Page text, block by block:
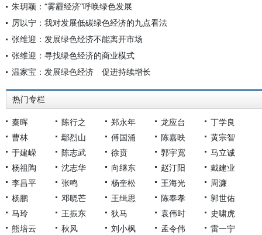
朱玥颖：“雾霾经济”呼唤绿色发展
厉以宁：我对发展低碳绿色经济的九点看法
张维迎：发展绿色经济不能离开市场
张维迎：寻找绿色经济的商业模式
温家宝：发展绿色经济 促进持续增长
热门专栏
秦晖 陈行之 郑永年 龙应台
丁学良
曹林
鄢烈山 傅国涌 陈嘉映
黄宗智
于建嵘
陈志武 徐贲 郭宇宽
马立诚
杨祖陶
沈志华 向继东 赵汀阳
戴建业
李昌平
张鸣 杨奎松 王海光
周濂
杨鹏
邓晓芒 王缉思 陈奉孝
郭世佑
马玲
王振东 狄马 袁伟时
史啸虎
熊培云
秋风 刘小枫 孟令伟 雷一宁